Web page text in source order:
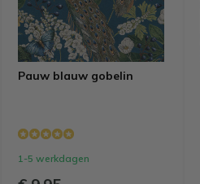
Pauw blauw gobelin
1-5 werkdagen